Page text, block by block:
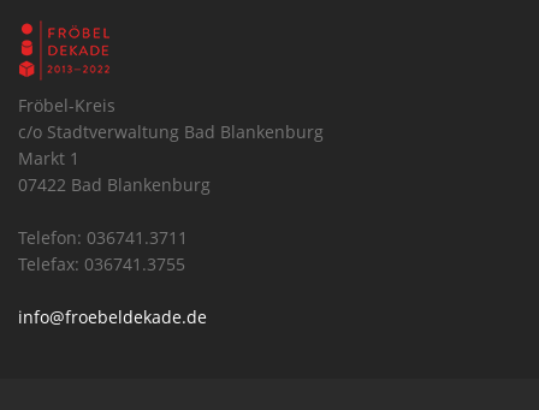
Fröbel-Kreis
c/o Stadtverwaltung Bad Blankenburg
Markt 1
07422 Bad Blankenburg
Telefon: 036741.3711
Telefax: 036741.3755
info@froebeldekade.de